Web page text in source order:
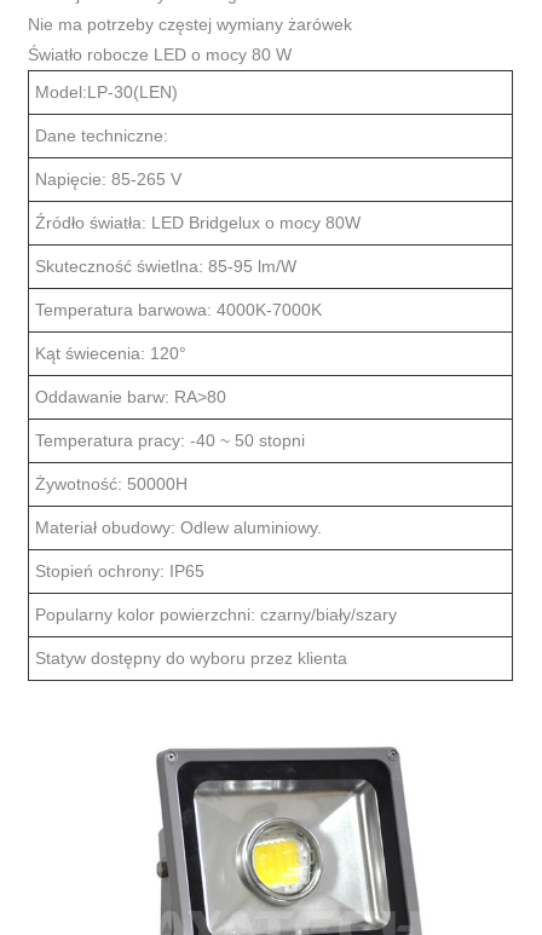
Nie ma potrzeby częstej wymiany żarówek
Światło robocze LED o mocy 80 W
Model:LP-30(LEN)
Dane techniczne:
Napięcie: 85-265 V
Źródło światła: LED Bridgelux o mocy 80W
Skuteczność świetlna: 85-95 lm/W
Temperatura barwowa: 4000K-7000K
Kąt świecenia: 120°
Oddawanie barw: RA>80
Temperatura pracy: -40 ~ 50 stopni
Żywotność: 50000H
Materiał obudowy: Odlew aluminiowy.
Stopień ochrony: IP65
Popularny kolor powierzchni: czarny/biały/szary
Statyw dostępny do wyboru przez klienta